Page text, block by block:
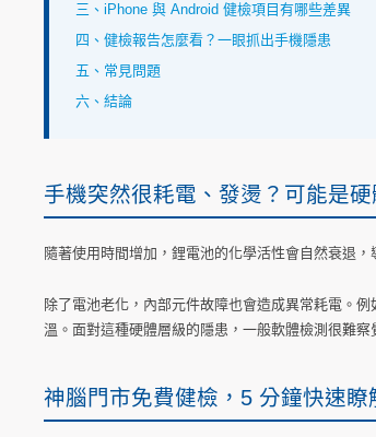
三、iPhone 與 Android 健檢項目有哪些差異
四、健檢報告怎麼看？一眼抓出手機隱患
五、常見問題
六、結論
手機突然很耗電、發燙？可能是
隨著使用時間增加，鋰電池的化學活性會自然衰退
除了電池老化，內部元件故障也會造成異常耗電。
溫。面對這種硬體層級的隱患，一般軟體檢測很難察
神腦門市免費健檢，5 分鐘快速瞭